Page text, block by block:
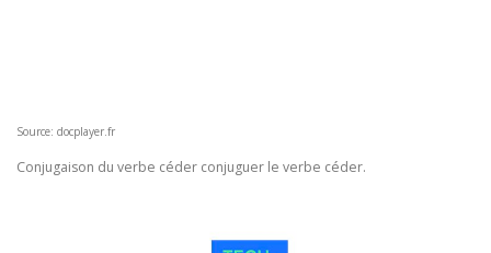
Source: docplayer.fr
Conjugaison du verbe céder conjuguer le verbe céder.